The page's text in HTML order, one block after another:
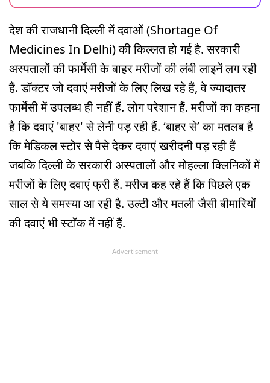
देश की राजधानी दिल्ली में दवाओं (Shortage Of
Medicines In Delhi) की किल्लत हो गई है. सरकारी
अस्पतालों की फार्मेसी के बाहर मरीजों की लंबी लाइनें लग रही
हैं. डॉक्टर जो दवाएं मरीजों के लिए लिख रहे हैं, वे ज्यादातर
फार्मेसी में उपलब्ध ही नहीं हैं. लोग परेशान हैं. मरीजों का कहना
है कि दवाएं 'बाहर' से लेनी पड़ रही हैं. ‘बाहर से’ का मतलब है
कि मेडिकल स्टोर से पैसे देकर दवाएं खरीदनी पड़ रही हैं
जबकि दिल्ली के सरकारी अस्पतालों और मोहल्ला क्लिनिकों में
मरीजों के लिए दवाएं फ्री हैं. मरीज कह रहे हैं कि पिछले एक
साल से ये समस्या आ रही है. उल्टी और मतली जैसी बीमारियों
की दवाएं भी स्टॉक में नहीं हैं.
Advertisement